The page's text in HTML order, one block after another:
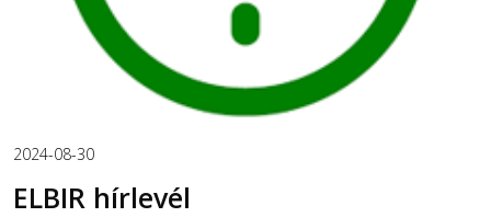
2024-08-30
ELBIR hírlevél